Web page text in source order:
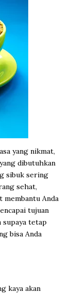
yang nikmat,
dibutuhkan
sibuk sering
sehat,
membantu Anda
tujuan
supaya tetap
bisa Anda
kaya akan